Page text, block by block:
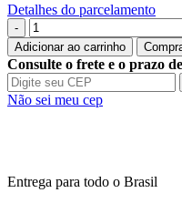
Detalhes do parcelamento
Flauta
Tokai
TFL-
201N
quantidade
Adicionar ao carrinho
Consulte o frete e o prazo
Não sei meu cep
Entrega para todo o Brasil